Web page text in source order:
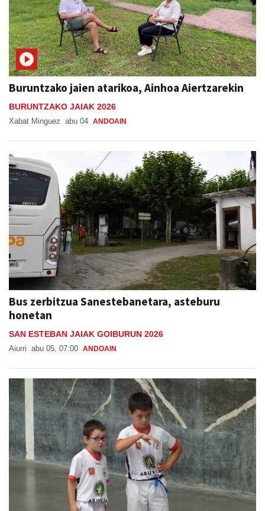
Buruntzako jaien atarikoa, Ainhoa Aiertzarekin
BURUNTZAKO JAIAK 2026
Xabat Minguez abu 04 ANDOAIN
Bus zerbitzua Sanestebanetara, asteburu
honetan
SAN ESTEBAN JAIAK GOIBURUN 2026
Aiurri abu 05, 07:00 ANDOAIN